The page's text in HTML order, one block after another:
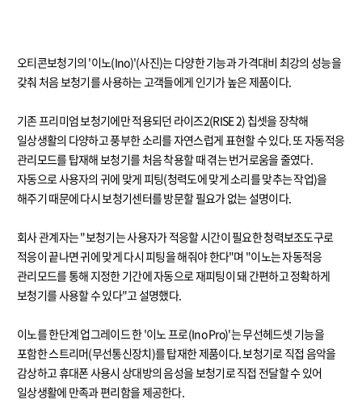
오티콘보청기의 '이노(Ino)'(사진)는 다양한 기능과 가격대비 최강의 성능을
갖춰 처음 보청기를 사용하는 고객들에게 인기가 높은 제품이다.
기존 프리미엄 보청기에만 적용되던 라이즈2(RISE 2) 칩셋을 장착해
일상생활의 다양하고 풍부한 소리를 자연스럽게 표현할 수 있다. 또 자동적응
관리모드를 탑재해 보청기를 처음 착용할 때 겪는 번거로움을 줄였다.
자동으로 사용자의 귀에 맞게 피팅(청력도에 맞게 소리를 맞추는 작업)을
해주기 때문에 다시 보청기센터를 방문할 필요가 없는 설명이다.
회사 관계자는 "보청기는 사용자가 적응할 시간이 필요한 청력보조도구로
적응이 끝나면 귀에 맞게 다시 피팅을 해줘야 한다"며 "이노는 자동적응
관리모드를 통해 지정한 기간에 자동으로 재피팅이 돼 간편하고 정확하게
보청기를 사용할 수 있다"고 설명했다.
이노를 한단계 업그레이드 한 '이노 프로(Ino Pro)'는 무선헤드셋 기능을
포함한 스트리머(무선통신장치)를 탑재한 제품이다. 보청기로 직접 음악을
감상하고 휴대폰 사용시 상대방의 음성을 보청기로 직접 전달할 수 있어
일상생활에 만족과 편리함을 제공한다.